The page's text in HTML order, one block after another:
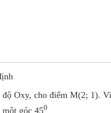
Oxy, cho điểm M(2; 1).
góc 450